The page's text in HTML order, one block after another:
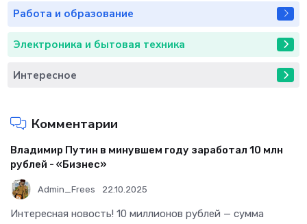
Работа и образование
Электроника и бытовая техника
Интересное
Комментарии
Владимир Путин в минувшем году заработал 10 млн
рублей - «Бизнес»
Admin_Frees 22.10.2025
Интересная новость! 10 миллионов рублей — сумма